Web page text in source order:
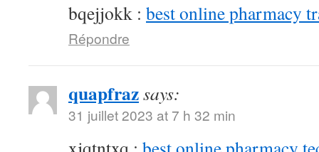
bqejjokk : best online pharmacy
Répondre
quapfrazsays:
31 juillet 2023 at 7 h 32 min